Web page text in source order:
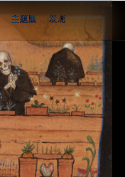
主题展 发现